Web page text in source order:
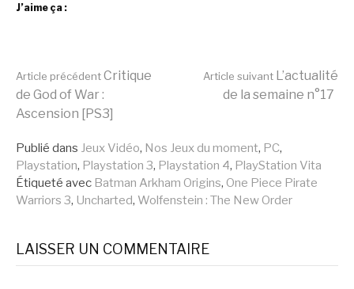
J’aime ça :
Lire
la
suite
Article précédentCritique
de God of War :
Ascension [PS3]
Article suivant L’actualité
de la semaine n°17
Publié dans Jeux Vidéo, Nos Jeux du moment, PC,
Playstation, Playstation 3, Playstation 4, PlayStation Vita
Étiqueté avec Batman Arkham Origins, One Piece Pirate
Warriors 3, Uncharted, Wolfenstein : The New Order
LAISSER UN COMMENTAIRE